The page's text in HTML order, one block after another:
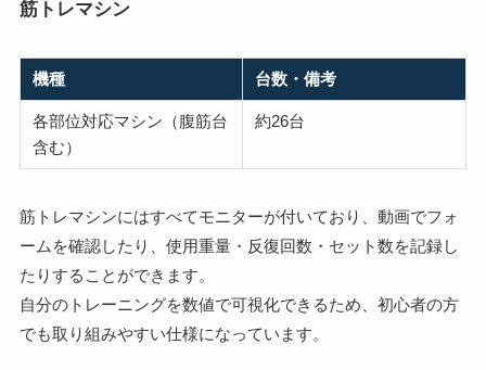
筋トレマシン
機種 台数・備考
各部位対応マシン（腹筋台
含む）
約26台
筋トレマシンにはすべてモニターが付いており、動画でフォ
ームを確認したり、使用重量・反復回数・セット数を記録し
たりすることができます。
自分のトレーニングを数値で可視化できるため、初心者の方
でも取り組みやすい仕様になっています。